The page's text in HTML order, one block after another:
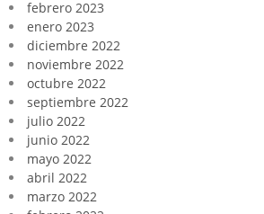
febrero 2023
enero 2023
diciembre 2022
noviembre 2022
octubre 2022
septiembre 2022
julio 2022
junio 2022
mayo 2022
abril 2022
marzo 2022